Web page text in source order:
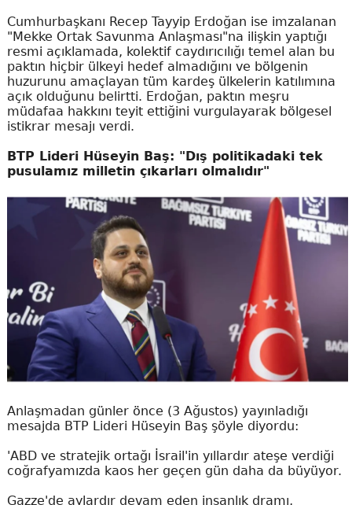
Cumhurbaşkanı Recep Tayyip Erdoğan ise imzalanan
"Mekke Ortak Savunma Anlaşması"na ilişkin yaptığı
resmi açıklamada, kolektif caydırıcılığı temel alan bu
paktın hiçbir ülkeyi hedef almadığını ve bölgenin
huzurunu amaçlayan tüm kardeş ülkelerin katılımına
açık olduğunu belirtti. Erdoğan, paktın meşru
müdafaa hakkını teyit ettiğini vurgulayarak bölgesel
istikrar mesajı verdi.
BTP Lideri Hüseyin Baş: "Dış politikadaki tek
pusulamız milletin çıkarları olmalıdır"
Anlaşmadan günler önce (3 Ağustos) yayınladığı
mesajda BTP Lideri Hüseyin Baş şöyle diyordu:
'ABD ve stratejik ortağı İsrail'in yıllardır ateşe verdiği
coğrafyamızda kaos her geçen gün daha da büyüyor.
Gazze'de aylardır devam eden insanlık dramı,